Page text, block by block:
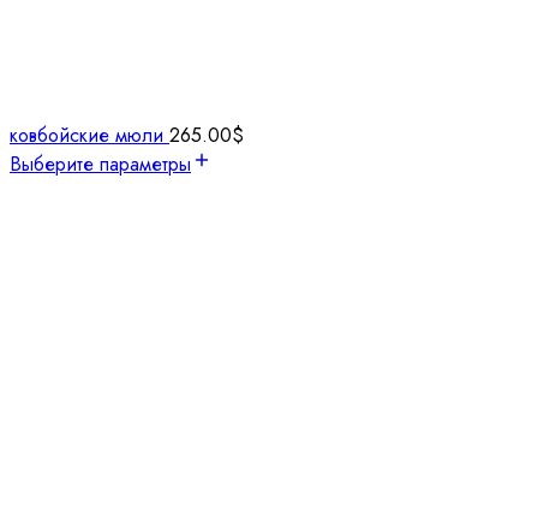
ковбойские мюли 265.00$
Выберите параметры